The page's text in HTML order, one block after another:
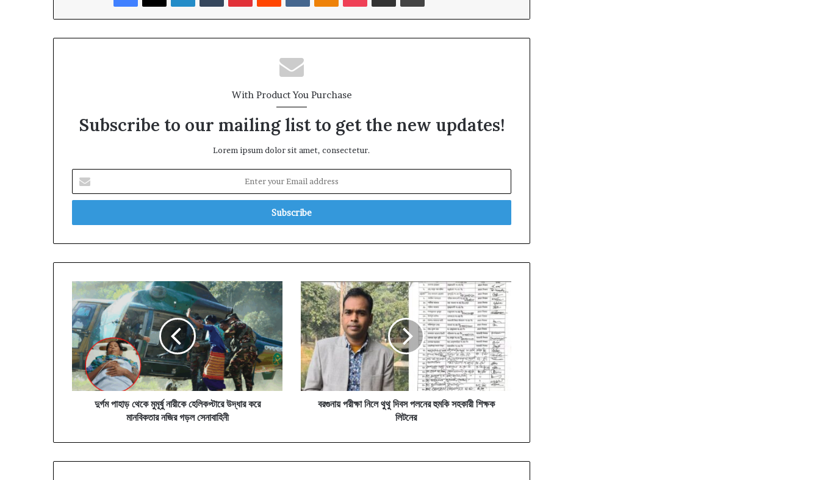
With Product You Purchase
Subscribe to our mailing list to get the new updates!
Lorem ipsum dolor sit amet, consectetur.
your
Email
দুর্গম
পাহাড়
থেকে
মুমূর্ষু
নারীকে
হেলিকপ্টারে
উদ্ধার
করে
মানবিকতার
দুর্গম পাহাড় থেকে মুমূর্ষু নারীকে হেলিকপ্টারে উদ্ধার করে
মানবিকতার নজির গড়ল সেনাবাহিনী
বরগুনায়
পরীক্ষা
নিলে
থুথু
দিবস
পলনের
হুমকি
সহকারী
শিক্ষক
বরগুনায় পরীক্ষা নিলে থুথু দিবস পলনের হুমকি সহকারী শিক্ষক
লিটনের